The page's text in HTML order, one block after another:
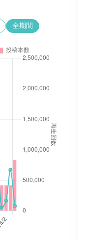
全期間